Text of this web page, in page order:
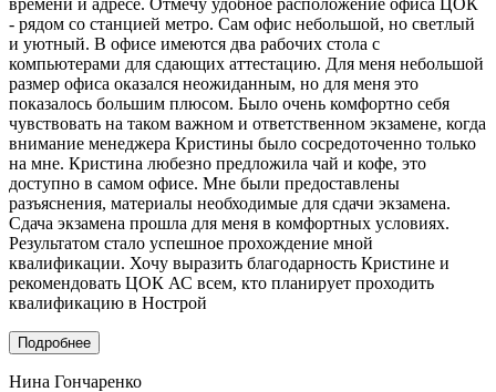
- рядом со станцией метро. Сам офис небольшой, но светлый
и уютный. В офисе имеются два рабочих стола с
компьютерами для сдающих аттестацию. Для меня небольшой
размер офиса оказался неожиданным, но для меня это
показалось большим плюсом. Было очень комфортно себя
чувствовать на таком важном и ответственном экзамене, когда
внимание менеджера Кристины было сосредоточенно только
на мне. Кристина любезно предложила чай и кофе, это
доступно в самом офисе. Мне были предоставлены
разъяснения, материалы необходимые для сдачи экзамена.
Сдача экзамена прошла для меня в комфортных условиях.
Результатом стало успешное прохождение мной
квалификации. Хочу выразить благодарность Кристине и
рекомендовать ЦОК АС всем, кто планирует проходить
квалификацию в Нострой
Подробнее
Нина Гончаренко